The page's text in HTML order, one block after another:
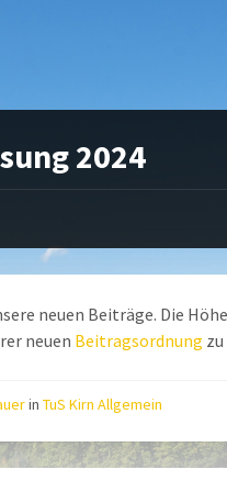
2024
neuen Beiträge. Die
neuen Beitragsordnung
inTuS Kirn Allgemein